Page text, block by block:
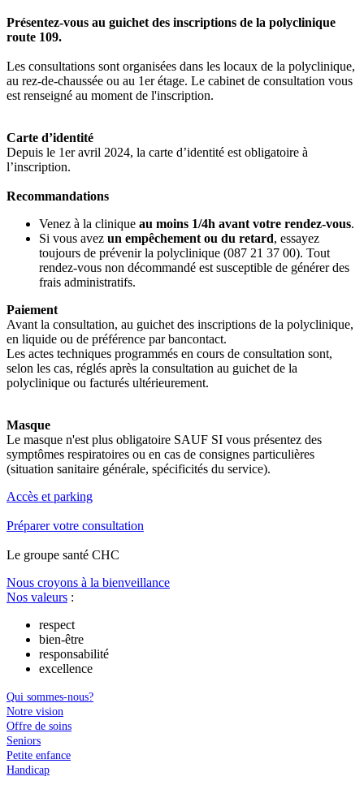
Présentez-vous au guichet des inscriptions de la polyclinique
route 109.
Les consultations sont organisées dans les locaux de la polyclinique,
au rez-de-chaussée ou au 1er étage. Le cabinet de consultation vous
est renseigné au moment de l'inscription.​
Carte d’identité
Depuis le 1er avril 2024, la carte d’identité est obligatoire à
l’inscription.
Recommandations
Venez à la clinique au moins 1/4h avant votre rendez-vous.
Si vous avez un empêchement ou du retard, essayez
toujours de prévenir la polyclinique (087 21 37 00). Tout
rendez-vous non décommandé est susceptible de générer des
frais administratifs.
Paiement
Avant la consultation, au guichet des inscriptions de la polyclinique,
en liquide ou de préférence par bancontact.
Les actes techniques programmés en cours de consultation sont,
selon les cas, réglés après la consultation au guichet de la
polyclinique ou facturés ultérieurement.
Masque
Le masque n'est plus obligatoire SAUF SI vous présentez des
symptômes respiratoires ou en cas de consignes particulières
(situation sanitaire générale, spécificités du service).
Accès et parking
Préparer votre consultation
Le groupe santé CHC
Nous croyons à la bienveillance
Nos valeurs :
respect
bien-être
responsabilité
excellence
Qui sommes-nous?
Notre vision
Offre de soins
Seniors
Petite enfance
Handicap